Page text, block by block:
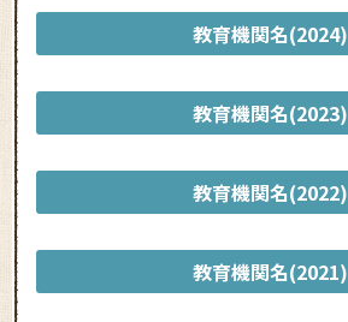
教育機関名(2024)
教育機関名(2023)
教育機関名(2022)
教育機関名(2021)